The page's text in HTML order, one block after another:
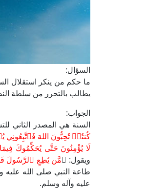
السؤال:
ما حكم من ينكر استقلال
يطالب بالتحرر من سلطة
الجواب:
السنة هي المصدر الثاني
كُنتُمۡ تُحِبُّونَ اللهَ
لَا يُؤْمِنُونَ حَتَّى يُحَكِّمُوكَ
ويقول: ﴿مَّن يُطِعِ ٱلرَّسُولَ
طاعة النبي صلى الله عليه
عليه وآله وسلم.